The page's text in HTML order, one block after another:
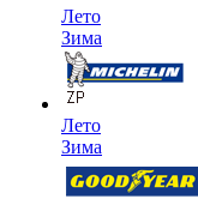
Лето
Зима
Лето
Зима